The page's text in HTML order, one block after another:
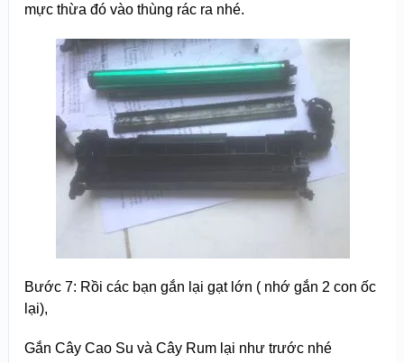
mực thừa đó vào thùng rác ra nhé.
Bước 7: Rồi các bạn gắn lại gạt lớn ( nhớ gắn 2 con ốc
lại),
Gắn Cây Cao Su và Cây Rum lại như trước nhé